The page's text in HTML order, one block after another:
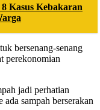
Kasus Kebakaran
bersenang-senang
perekonomian
jadi perhatian
sampah berserakan